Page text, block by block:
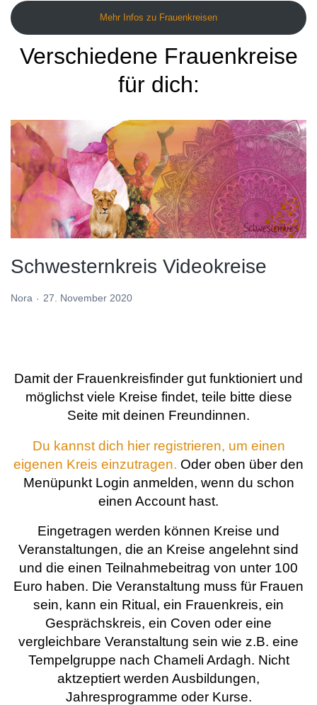
Mehr Infos zu Frauenkreisen
Verschiedene Frauenkreise
für dich:
Schwesternkreis Videokreise
Nora 27. November 2020
Damit der Frauenkreisfinder gut funktioniert und
möglichst viele Kreise findet, teile bitte diese
Seite mit deinen Freundinnen.
Du kannst dich hier registrieren, um einen
eigenen Kreis einzutragen. Oder oben über den
Menüpunkt Login anmelden, wenn du schon
einen Account hast.
Eingetragen werden können Kreise und
Veranstaltungen, die an Kreise angelehnt sind
und die einen Teilnahmebeitrag von unter 100
Euro haben. Die Veranstaltung muss für Frauen
sein, kann ein Ritual, ein Frauenkreis, ein
Gesprächskreis, ein Coven oder eine
vergleichbare Veranstaltung sein wie z.B. eine
Tempelgruppe nach Chameli Ardagh. Nicht
aktzeptiert werden Ausbildungen,
Jahresprogramme oder Kurse.